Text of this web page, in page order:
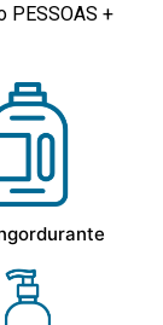
PESSOAS +